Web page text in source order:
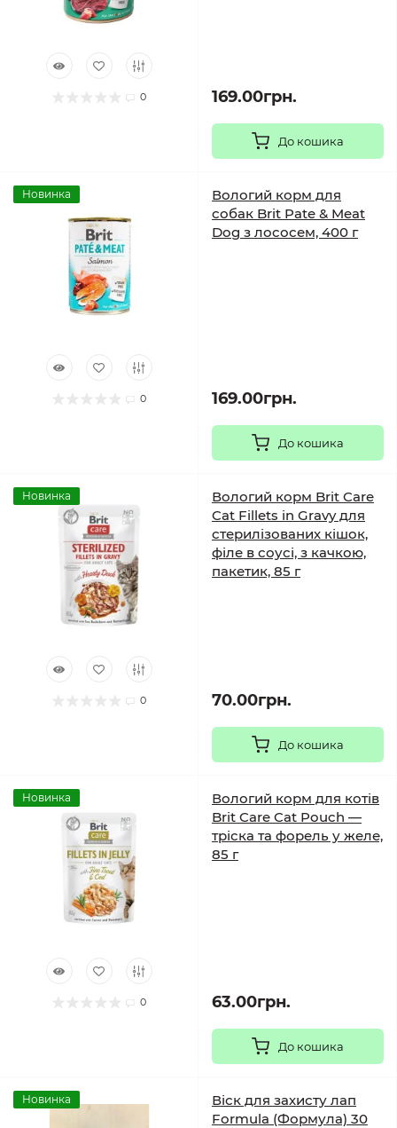
0 169.00грн.
До кошика
Новинка
0
Вологий корм для
собак Brit Pate & Meat
Dog з лососем, 400 г
169.00грн.
До кошика
Новинка
0
Вологий корм Brit Care
Cat Fillets in Gravy для
стерилізованих кішок,
філе в соусі, з качкою,
пакетик, 85 г
70.00грн.
До кошика
Новинка
0
Вологий корм для котів
Brit Care Cat Pouch —
тріска та форель у желе,
85 г
63.00грн.
До кошика
Новинка
Віск для захисту лап
Formula (Формула) 30